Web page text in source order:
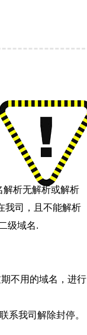
解析无解析或解析
我司，且不能解析
级域名.
期不用的域名，进行
系我司解除封停。